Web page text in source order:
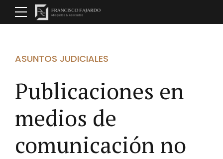
ASUNTOS JUDICIALES
Publicaciones en
medios de
comunicación no